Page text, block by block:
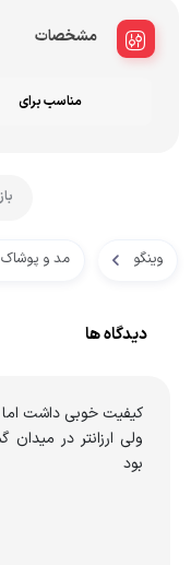
مشخصات
مناسب برای
وینگو مد و پوشاک
دیدگاه ها
کیفیت خوبی داشت
ولی ارزانتر در
بود